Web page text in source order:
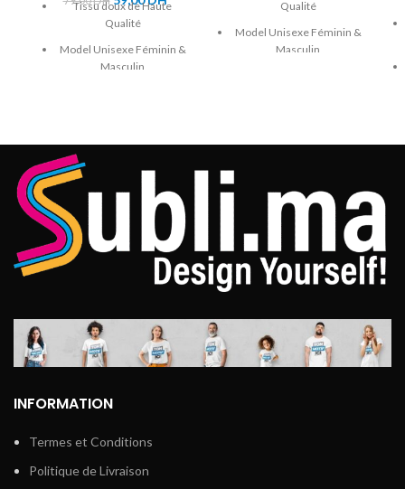
Tissu doux de Haute
Qualité
Model Unisexe Féminin &
Masculin
impression direct sur les
fibres du tissu
Résistant au lavage
jusqu’à 60 dégrée
Qualité
Model Unisexe Féminin &
Masculin
impression direct sur les
Résistant au lavage
jusqu’à 60 dégrée
INFORMATION
Termes et Conditions
Politique de Livraison